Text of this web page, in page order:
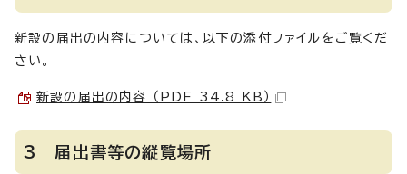
新設の届出の内容については、以下の添付ファイルをご覧くだ
さい。
新設の届出の内容 （PDF 34.8 KB）
3 届出書等の縦覧場所